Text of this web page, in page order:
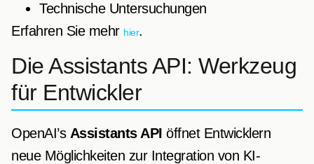
Technische Untersuchungen
Erfahren Sie mehr hier.
Die Assistants API: Werkzeug
für Entwickler
OpenAI’s Assistants API öffnet Entwicklern
neue Möglichkeiten zur Integration von KI-